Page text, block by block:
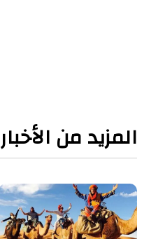
المزيد من الأخبار